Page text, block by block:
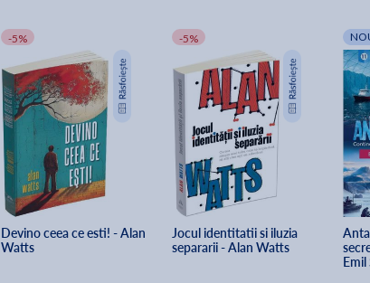
-5%
Devino ceea ce esti! - Alan
Watts
-5%
Jocul identitatii si iluzia
separarii - Alan Watts